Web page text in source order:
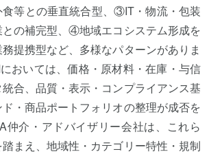
等との垂直統合型、③IT・物流・包装
の補完型、④地域エコシステム形成を
提携型など、多様なパターンがありま
おいては、価格・原材料・在庫・与信
合、品質・表示・コンプライアンス基
・商品ポートフォリオの整理が成否を
仲介・アドバイザリー会社は、これら
まえ、地域性・カテゴリー特性・規制